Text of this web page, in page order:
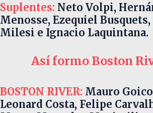
Suplentes: Neto Volpi,
Menosse, Ezequiel
Milesi e Ignacio Laquintana.
Así formo Boston
BOSTON RIVER: Mauro
Leonard Costa, Felipe